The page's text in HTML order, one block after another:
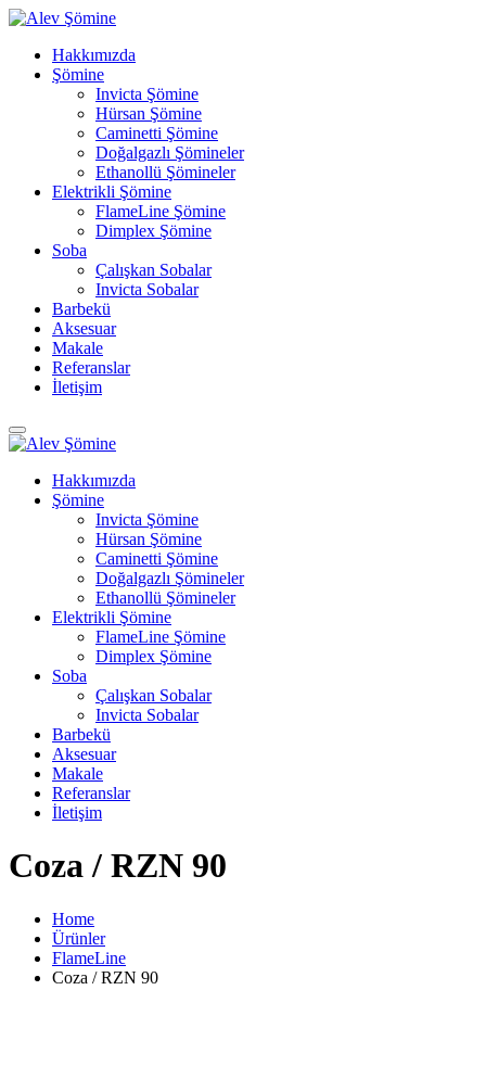
Hakkımızda
Şömine
Invicta Şömine
Hürsan Şömine
Caminetti Şömine
Doğalgazlı Şömineler
Ethanollü Şömineler
Elektrikli Şömine
FlameLine Şömine
Dimplex Şömine
Soba
Çalışkan Sobalar
Invicta Sobalar
Barbekü
Aksesuar
Makale
Referanslar
İletişim
Hakkımızda
Şömine
Invicta Şömine
Hürsan Şömine
Caminetti Şömine
Doğalgazlı Şömineler
Ethanollü Şömineler
Elektrikli Şömine
FlameLine Şömine
Dimplex Şömine
Soba
Çalışkan Sobalar
Invicta Sobalar
Barbekü
Aksesuar
Makale
Referanslar
İletişim
Coza / RZN 90
Home
Ürünler
FlameLine
Coza / RZN 90